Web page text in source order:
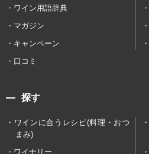
ワイン用語辞典
マガジン
キャンペーン
口コミ
探す
ワインに合うレシピ(料理・おつ
まみ)
ワイナリー